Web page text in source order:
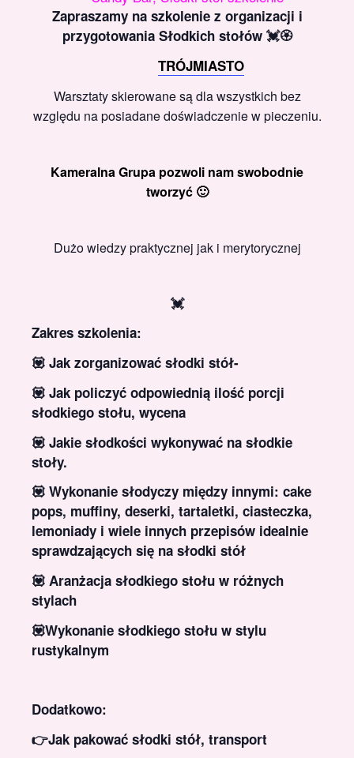
Zapraszamy na szkolenie z organizacji i
przygotowania Słodkich stołów 💓🏵️
TRÓJMIASTO
Warsztaty skierowane są dla wszystkich bez
względu na posiadane doświadczenie w pieczeniu.
Kameralna Grupa pozwoli nam swobodnie
tworzyć 🙂
Dużo wiedzy praktycznej jak i merytorycznej
💓
Zakres szkolenia:
💟 Jak zorganizować słodki stół-
💟 Jak policzyć odpowiednią ilość porcji
słodkiego stołu, wycena
💟 Jakie słodkości wykonywać na słodkie
stoły.
💟 Wykonanie słodyczy między innymi: cake
pops, muffiny, deserki, tartaletki, ciasteczka,
lemoniady i wiele innych przepisów idealnie
sprawdzających się na słodki stół
💟 Aranżacja słodkiego stołu w różnych
stylach
💟Wykonanie słodkiego stołu w stylu
rustykalnym
Dodatkowo:
👉Jak pakować słodki stół, transport